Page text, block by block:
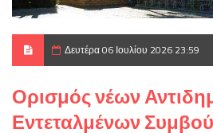
Δευτέρα 06 Ιουλίου 2026 23:59
Ορισμός νέων
Εντεταλμένων